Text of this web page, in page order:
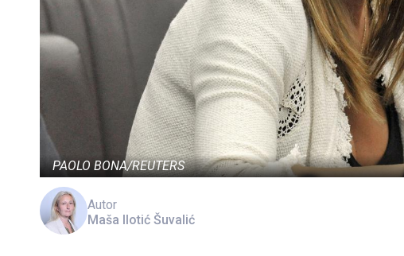
PAOLO BONA/REUTERS
Autor
Maša Ilotić Šuvalić